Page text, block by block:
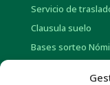
Servicio de
Clausula suelo
Bases sorteo